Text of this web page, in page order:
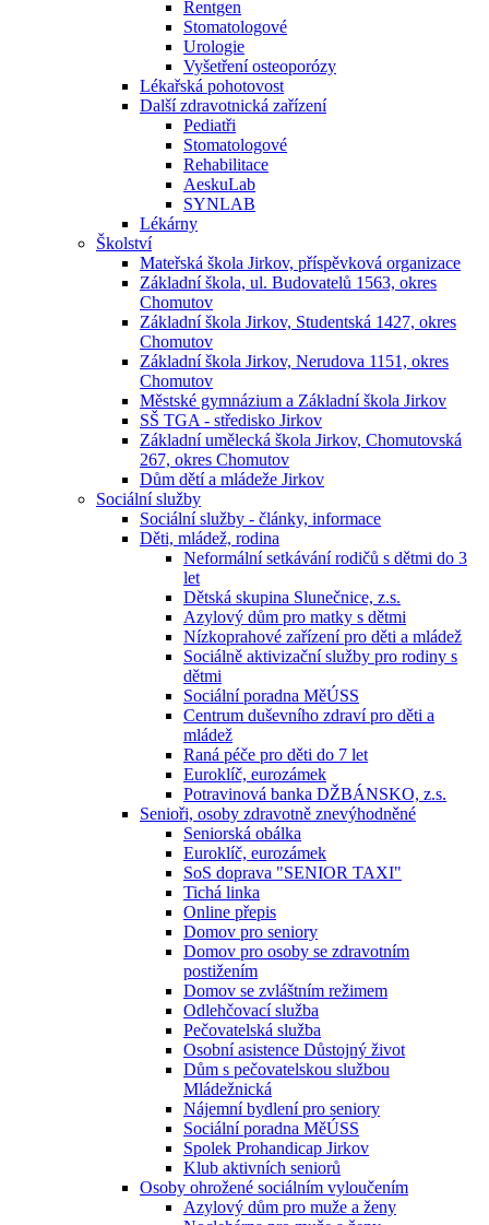
Rentgen
Stomatologové
Urologie
Vyšetření osteoporózy
Lékařská pohotovost
Další zdravotnická zařízení
Pediatři
Stomatologové
Rehabilitace
AeskuLab
SYNLAB
Lékárny
Školství
Mateřská škola Jirkov, příspěvková organizace
Základní škola, ul. Budovatelů 1563, okres
Chomutov
Základní škola Jirkov, Studentská 1427, okres
Chomutov
Základní škola Jirkov, Nerudova 1151, okres
Chomutov
Městské gymnázium a Základní škola Jirkov
SŠ TGA - středisko Jirkov
Základní umělecká škola Jirkov, Chomutovská
267, okres Chomutov
Dům dětí a mládeže Jirkov
Sociální služby
Sociální služby - články, informace
Děti, mládež, rodina
Neformální setkávání rodičů s dětmi do 3
let
Dětská skupina Slunečnice, z.s.
Azylový dům pro matky s dětmi
Nízkoprahové zařízení pro děti a mládež
Sociálně aktivizační služby pro rodiny s
dětmi
Sociální poradna MěÚSS
Centrum duševního zdraví pro děti a
mládež
Raná péče pro děti do 7 let
Euroklíč, eurozámek
Potravinová banka DŽBÁNSKO, z.s.
Senioři, osoby zdravotně znevýhodněné
Seniorská obálka
Euroklíč, eurozámek
SoS doprava "SENIOR TAXI"
Tichá linka
Online přepis
Domov pro seniory
Domov pro osoby se zdravotním
postižením
Domov se zvláštním režimem
Odlehčovací služba
Pečovatelská služba
Osobní asistence Důstojný život
Dům s pečovatelskou službou
Mládežnická
Nájemní bydlení pro seniory
Sociální poradna MěÚSS
Spolek Prohandicap Jirkov
Klub aktivních seniorů
Osoby ohrožené sociálním vyloučením
Azylový dům pro muže a ženy